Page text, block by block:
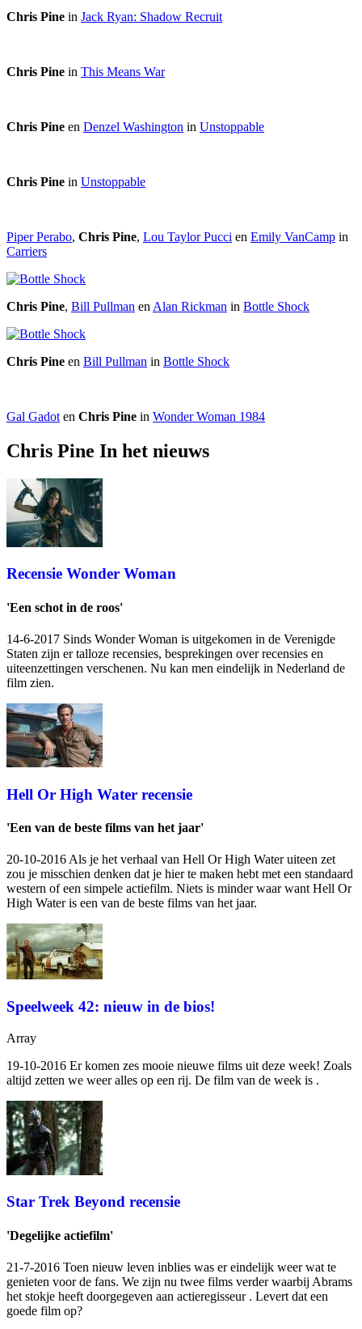
Chris Pine in Jack Ryan: Shadow Recruit
Chris Pine in This Means War
Chris Pine en Denzel Washington in Unstoppable
Chris Pine in Unstoppable
Piper Perabo, Chris Pine, Lou Taylor Pucci en Emily VanCamp in
Carriers
Chris Pine, Bill Pullman en Alan Rickman in Bottle Shock
Chris Pine en Bill Pullman in Bottle Shock
Gal Gadot en Chris Pine in Wonder Woman 1984
Chris Pine In het nieuws
Recensie Wonder Woman
'Een schot in de roos'
14-6-2017 Sinds Wonder Woman is uitgekomen in de Verenigde
Staten zijn er talloze recensies, besprekingen over recensies en
uiteenzettingen verschenen. Nu kan men eindelijk in Nederland de
film zien.
Hell Or High Water recensie
'Een van de beste films van het jaar'
20-10-2016 Als je het verhaal van Hell Or High Water uiteen zet
zou je misschien denken dat je hier te maken hebt met een standaard
western of een simpele actiefilm. Niets is minder waar want Hell Or
High Water is een van de beste films van het jaar.
Speelweek 42: nieuw in de bios!
Array
19-10-2016 Er komen zes mooie nieuwe films uit deze week! Zoals
altijd zetten we weer alles op een rij. De film van de week is .
Star Trek Beyond recensie
'Degelijke actiefilm'
21-7-2016 Toen nieuw leven inblies was er eindelijk weer wat te
genieten voor de fans. We zijn nu twee films verder waarbij Abrams
het stokje heeft doorgegeven aan actieregisseur . Levert dat een
goede film op?